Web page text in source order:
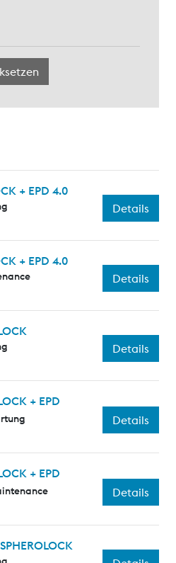
+ EPD 4.0
Details
+ EPD 4.0
Details
Details
+ EPD
Details
+ EPD
Details